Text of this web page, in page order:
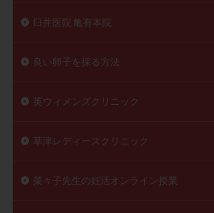
臼井医院 亀有本院
良い卵子を採る方法
英ウィメンズクリニック
草津レディースクリニック
菜々子先生の妊活オンライン授業